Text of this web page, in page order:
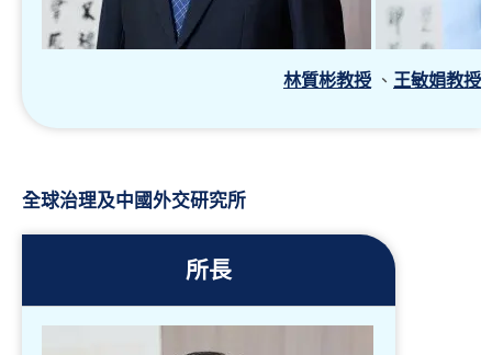
林質彬教授 、 王敏娟教授
全球治理及中國外交研究所
所長